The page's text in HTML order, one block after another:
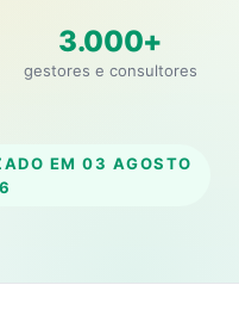
3.000+
gestores e consultores
EM 03 AGOSTO